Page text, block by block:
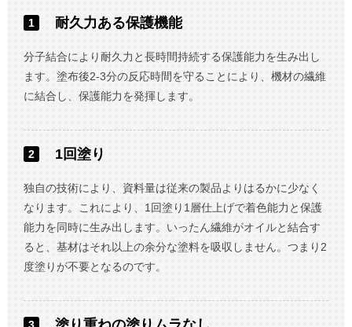
耐久力ある保護機能
分子結合により耐久力と長時間持続する保護能力を生み出し
ます。塗布後2-3分の反応時間を守ることにより、機材の繊維
に結合し、保護能力を発揮します。
1回塗り
独自の技術により、資料量は従来の製品よりはるかに少なく
なります。これにより、1回塗り1層仕上げで着色能力と保護
能力を同時に生み出します。いったん繊維がオイルと結合す
ると、基材はそれ以上の余分な塗料を吸収しません。つまり2
度塗りが不要となるのです。